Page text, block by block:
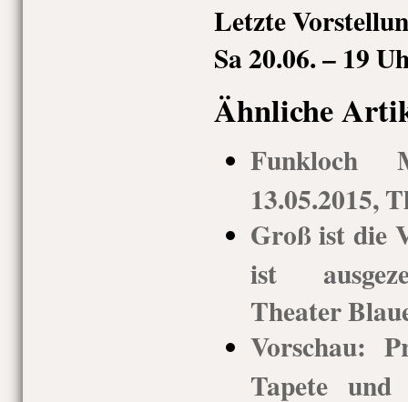
Letzte
Sa 20.06. – 19
Ähnliche
Funkloch
13.05.2015,
Groß ist die
ist
Theater
Vorschau:
Tapete